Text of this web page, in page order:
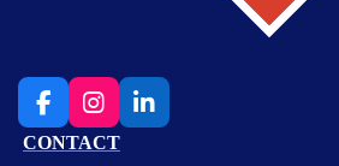
F
a
c
I
n
s
L
CONTACT